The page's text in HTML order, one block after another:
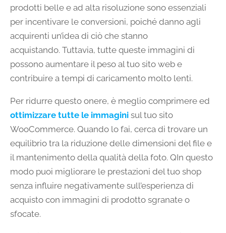
prodotti belle e ad alta risoluzione sono essenziali
per incentivare le conversioni, poiché danno agli
acquirenti un’idea di ciò che stanno
acquistando. Tuttavia, tutte queste immagini di
possono aumentare il peso al tuo sito web e
contribuire a tempi di caricamento molto lenti.
Per ridurre questo onere, è meglio comprimere ed
ottimizzare tutte le immagini sul tuo sito
WooCommerce. Quando lo fai, cerca di trovare un
equilibrio tra la riduzione delle dimensioni del file e
il mantenimento della qualità della foto. QIn questo
modo puoi migliorare le prestazioni del tuo shop
senza influire negativamente sull’esperienza di
acquisto con immagini di prodotto sgranate o
sfocate.